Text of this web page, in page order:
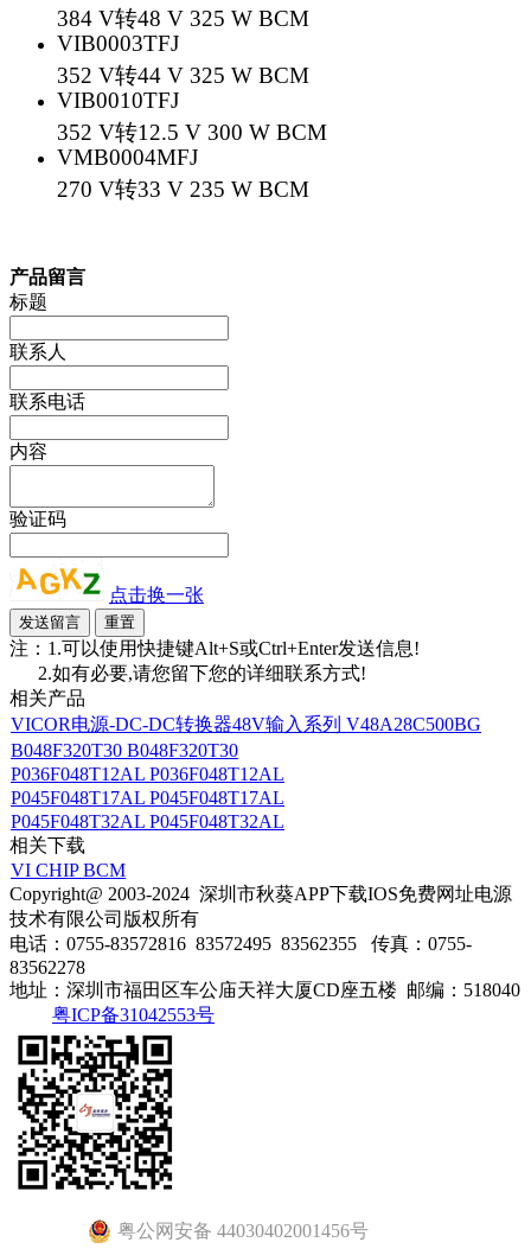
384 V转48 V 325 W BCM
VIB0003TFJ
352 V转44 V 325 W BCM
VIB0010TFJ
352 V转12.5 V 300 W BCM
VMB0004MFJ
270 V转33 V 235 W BCM
产品留言
标题
联系人
联系电话
内容
验证码
点击换一张
注：1.可以使用快捷键Alt+S或Ctrl+Enter发送信息!
2.如有必要,请您留下您的详细联系方式!
相关产品
VICOR电源-DC-DC转换器48V输入系列 V48A28C500BG
B048F320T30 B048F320T30
P036F048T12AL P036F048T12AL
P045F048T17AL P045F048T17AL
P045F048T32AL P045F048T32AL
相关下载
VI CHIP BCM
Copyright@ 2003-2024 深圳市秋葵APP下载IOS免费网址电源
技术有限公司 版权所有
电话：0755-83572816 83572495 83562355
传真：0755-
83562278
地址：深圳市福田区车公庙天祥大厦CD座五楼 邮编：518040
粤ICP备31042553号
粤公网安备 44030402001456号